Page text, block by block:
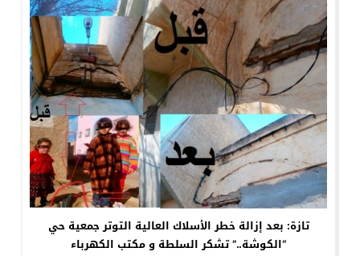
تازة: بعد إزالة خطر الأسلاك العالية التوتر جمعية حي
“الكوشة..” تشكر السلطة و مكتب الكهرباء